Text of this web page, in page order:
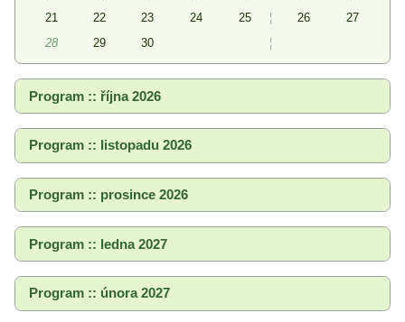
21
22 23 24 25 ¦ 26
27
28
29 30 ¦
Program :: října 2026
Program :: listopadu 2026
Program :: prosince 2026
Program :: ledna 2027
Program :: února 2027